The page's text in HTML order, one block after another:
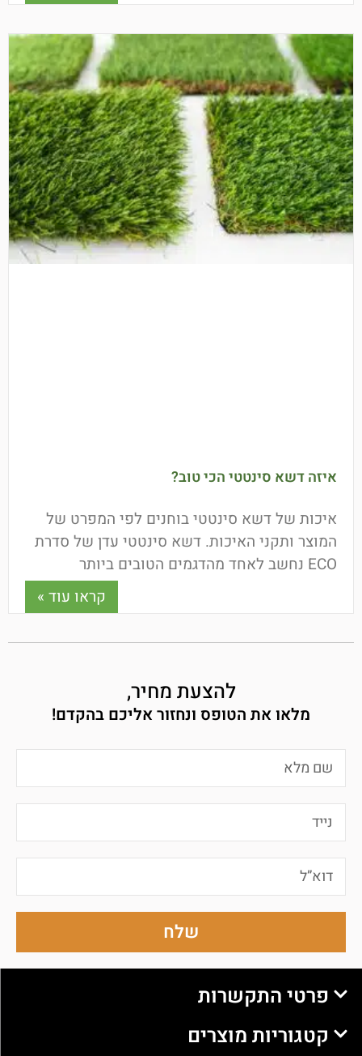
איזה דשא סינטטי הכי טוב?
איכות של דשא סינטטי בוחנים לפי המפרט של
המוצר ותקני האיכות. דשא סינטטי עדן של סדרת
ECO נחשב לאחד מהדגמים הטובים ביותר
קראו עוד »
להצעת מחיר,
מלאו את הטופס ונחזור אליכם בהקדם!
שלח
פרטי התקשרות
קטגוריות מוצרים